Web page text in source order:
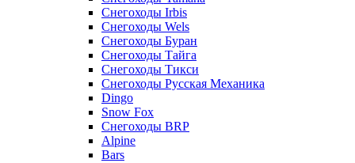
Снегоходы Irbis
Снегоходы Wels
Снегоходы Буран
Снегоходы Тайга
Снегоходы Тикси
Снегоходы Русская Механика
Dingo
Snow Fox
Снегоходы BRP
Alpine
Bars